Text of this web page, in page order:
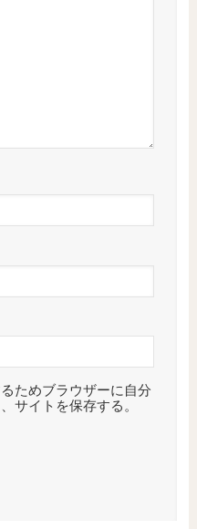
ためブラウザーに自分
サイトを保存する。